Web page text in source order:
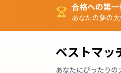
合格への第
あなたの夢の
ベストマッ
あなたにぴったり